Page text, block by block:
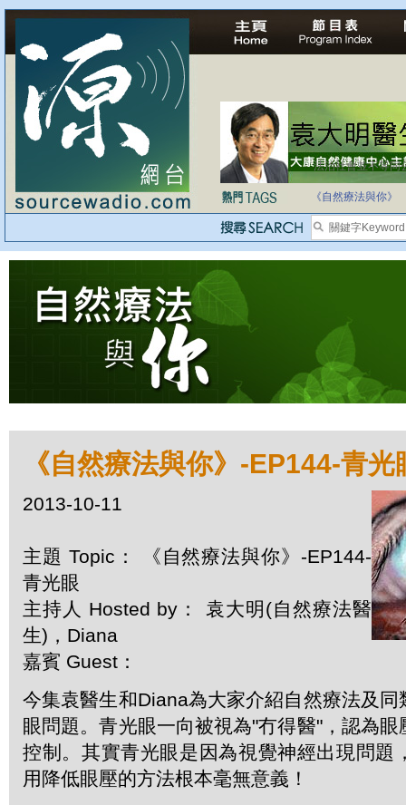
法治社會並不等同
自家教育合法化-
《自然療法與你》
《自然療法與你》-EP144-青光
2013-10-11
主題 Topic： 《自然療法與你》-EP144-
青光眼
主持人 Hosted by： 袁大明(自然療法醫
生)，Diana
嘉賓 Guest：
今集袁醫生和Diana為大家介紹自然療法及
眼問題。青光眼一向被視為"冇得醫"，認為
控制。其實青光眼是因為視覺神經出現問題
用降低眼壓的方法根本毫無意義！